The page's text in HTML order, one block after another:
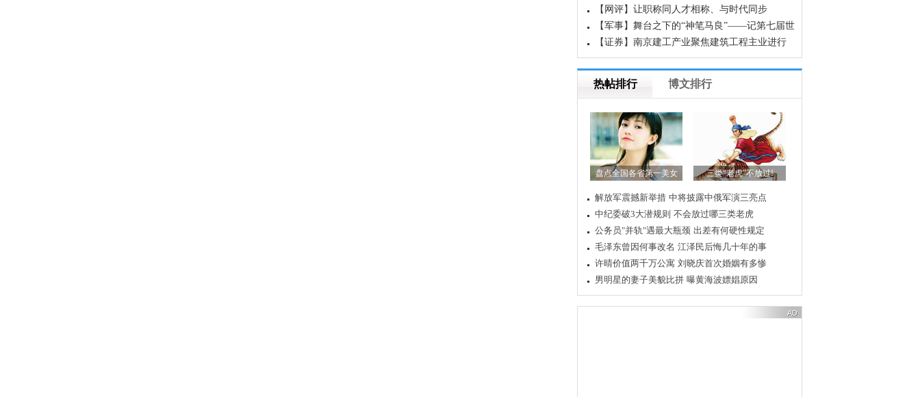
【网评】让职称同人才相称、与时代同步
【军事】舞台之下的“神笔马良”——记第七届世
界军人运动会开幕式600余名场务保障官兵
【证券】南京建工产业聚焦建筑工程主业进行
重组
热帖排行 博文排行
盘点全国各省第一美女 三类“老虎”不放过!
解放军震撼新举措 中将披露中俄军演三亮点
中纪委破3大潜规则 不会放过哪三类老虎
公务员"并轨"遇最大瓶颈 出差有何硬性规定
毛泽东曾因何事改名 江泽民后悔几十年的事
许晴价值两千万公寓 刘晓庆首次婚姻有多惨
男明星的妻子美貌比拼 曝黄海波嫖娼原因